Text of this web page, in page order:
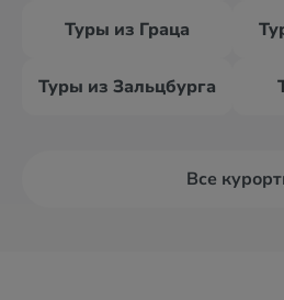
Туры из Граца
Туры из Зальцбурга
Все